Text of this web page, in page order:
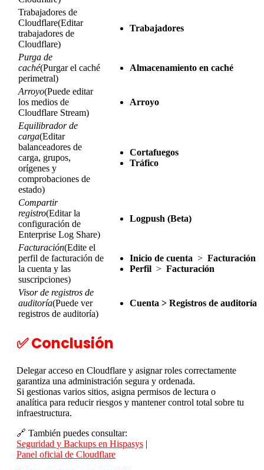
Trabajadores de
Cloudflare(Editar
trabajadores de
Cloudflare)
Trabajadores
Purga de
caché(Purgar el caché
perimetral)
Almacenamiento en caché
Arroyo(Puede editar
los medios de
Cloudflare Stream)
Arroyo
Equilibrador de
carga(Editar
balanceadores de
carga, grupos,
orígenes y
comprobaciones de
estado)
Cortafuegos
Tráfico
Compartir
registro(Editar la
configuración de
Enterprise Log Share)
Logpush (Beta)
Facturación(Edite el
perfil de facturación de
la cuenta y las
suscripciones)
Inicio de cuenta > Facturación
Perfil > Facturación
Visor de registros de
auditoría(Puede ver
registros de auditoría)
Cuenta > Registros de auditoría
✅ Conclusión
Delegar acceso en Cloudflare y asignar roles correctamente
garantiza una administración segura y ordenada.
Si gestionas varios sitios, asigna permisos de lectura o
analítica para reducir riesgos y mantener control total sobre tu
infraestructura.
🔗 También puedes consultar:
Seguridad y Backups en Hispasys |
Panel oficial de Cloudflare